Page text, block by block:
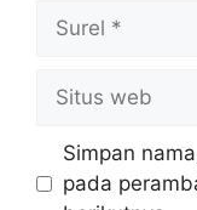
Surel
Situs
web
Simpan
pada